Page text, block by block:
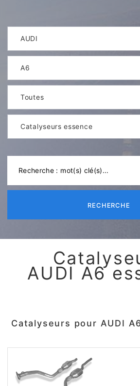
AUDI
A6
Toutes
Catalyseurs essence
RECHERCHE
AUDI A6
Catalyseurs pour AUDI